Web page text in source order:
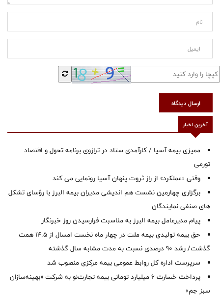
ارسال دیدگاه
آخرین اخبار
ممیزی بیمه آسیا / کارآمدی ستاد در ترازوی برنامه تحول و اقتصاد
تورمی
وقتی «عملکرد» از راز ثروت پنهان آسیا رونمایی می کند
برگزاری چهارمین نشست هم اندیشی مدیران بیمه البرز با رؤسای تشکل
های صنفی نمایندگان
پیام مدیرعامل بیمه البرز به مناسبت فرارسیدن روز خبرنگار
حق بیمه تولیدی بیمه ملت در چهار ماه نخست امسال از 14.5 همت
گذشت/ رشد 90 درصدی نسبت به مدت مشابه سال گذشته
سرپرست اداره كل روابط عمومی بیمه مركزی منصوب شد
پرداخت خسارت ۶ میلیارد تومانی بیمه تجارت‌نو به شرکت «بهینه‌سازان
سبز جم»